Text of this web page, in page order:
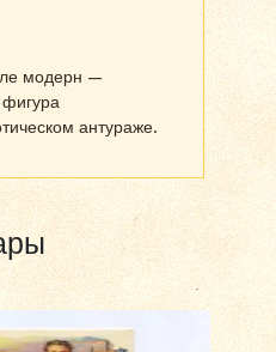
модерн —
антураже.